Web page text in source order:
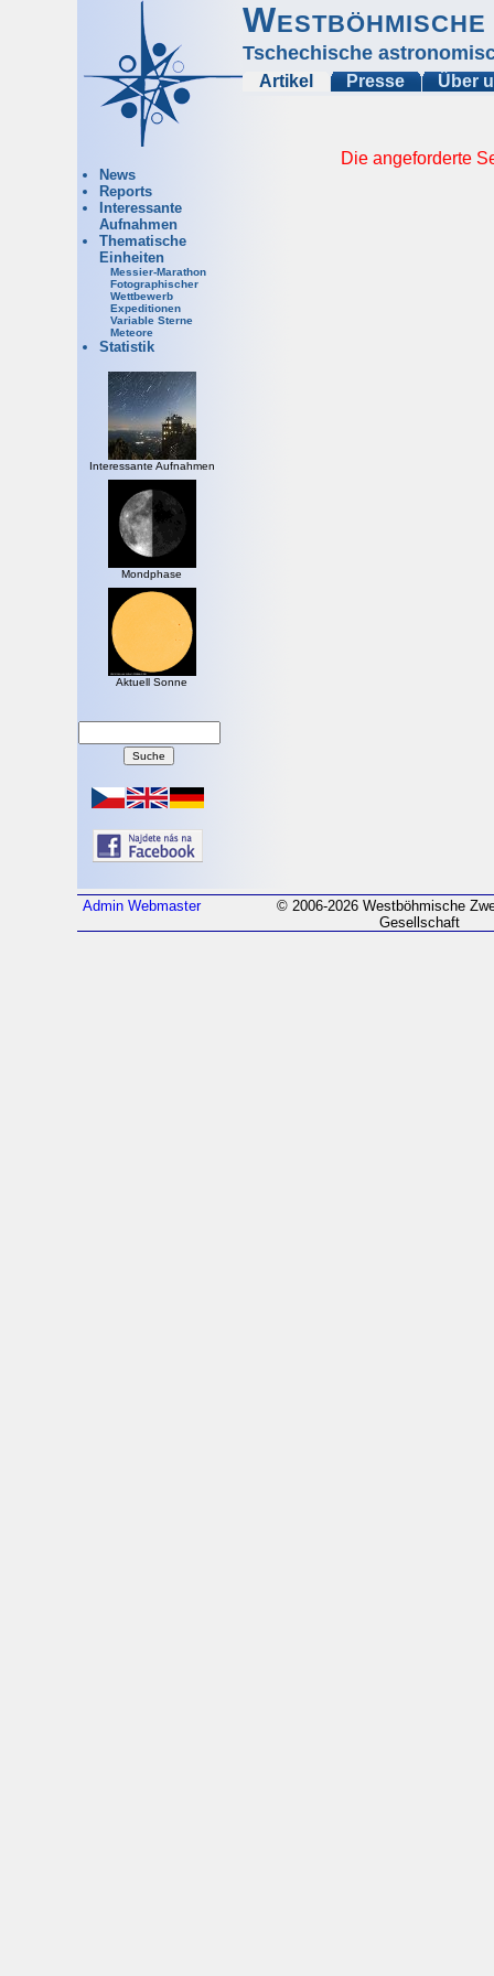
Tschechische
Artikel Presse Über
News
Reports
Interessante
Aufnahmen
Thematische
Einheiten
Messier-Marathon
Fotographischer
Wettbewerb
Expeditionen
Variable Sterne
Meteore
Statistik
Interessante Aufnahmen
Mondphase
Aktuell Sonne
Die angeforderte
Admin Webmaster
© 2006-2026 Westböhmische
Gesellschaft